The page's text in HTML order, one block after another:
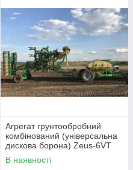
Агрегат грунтообробний
комбінований (універсальна
дискова борона) Zeus-6VT
Verti-till з внесенням добрив
"Велес-Агро", ширина 6 м
В наявності